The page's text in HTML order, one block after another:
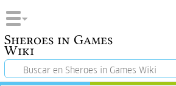
Sheroes in Games
Wiki